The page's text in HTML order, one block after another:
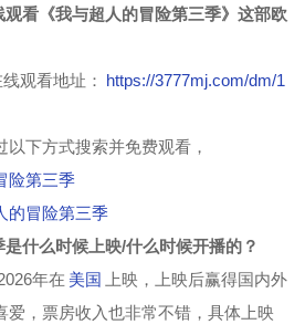
看《我与超人的冒险第三季》这部欧
观看地址： https://3777mj.com/dm/1
下方式搜索并免费观看，
险第三季
的冒险第三季
什么时候上映/什么时候开播的？
年在 美国
上映，上映后赢得国内外
爱，票房收入也非常不错，具体上映